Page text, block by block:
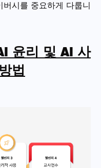
시를 중요하게 다룹니
윤리 및 AI 사
법